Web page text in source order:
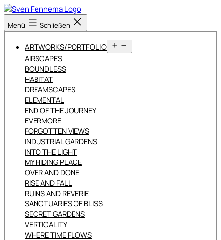
Zum
Inhalt
springen
Sven
Fennema
Menü Schließen
ARTWORKS/PORTFOLIO
öffnen
AIRSCAPES
BOUNDLESS
HABITAT
DREAMSCAPES
ELEMENTAL
END OF THE JOURNEY
EVERMORE
FORGOTTEN VIEWS
INDUSTRIAL GARDENS
INTO THE LIGHT
MY HIDING PLACE
OVER AND DONE
RISE AND FALL
RUINS AND REVERIE
SANCTUARIES OF BLISS
SECRET GARDENS
VERTICALITY
WHERE TIME FLOWS